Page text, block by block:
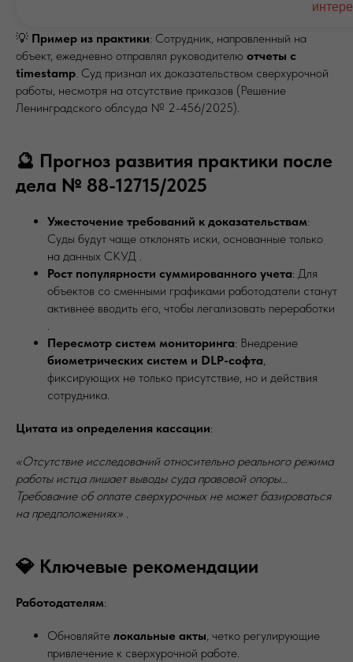
💡 Пример из практики: Сотрудник, направленный на
объект, ежедневно отправлял руководителю отчеты с
timestamp. Суд признал их доказательством сверхурочной
работы, несмотря на отсутствие приказов (Решение
Ленинградского облсуда № 2-456/2025).
🔮 Прогноз развития практики после
дела № 88-12715/2025
Ужесточение требований к доказательствам:
Суды будут чаще отклонять иски, основанные только
на данных СКУД .
Рост популярности суммированного учета: Для
объектов со сменными графиками работодатели станут
активнее вводить его, чтобы легализовать переработки
.
Пересмотр систем мониторинга: Внедрение
биометрических систем и DLP-софта,
фиксирующих не только присутствие, но и действия
сотрудника.
Цитата из определения кассации:
«Отсутствие исследований относительно реального режима
работы истца лишает выводы суда правовой опоры...
Требование об оплате сверхурочных не может базироваться
на предположениях» .
💎 Ключевые рекомендации
Работодателям:
Обновляйте локальные акты, четко регулирующие
привлечение к сверхурочной работе.